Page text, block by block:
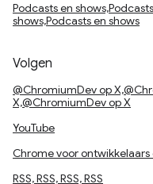
Podcasts en
shows,Podcasts en shows
Volgen
@ChromiumDev op
X,@ChromiumDev op X
YouTube
Chrome voor ontwikkelaars
RSS, RSS, RSS, RSS